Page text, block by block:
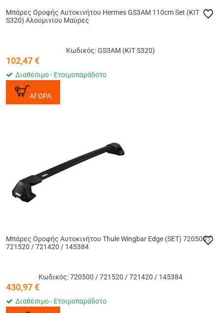
Μπάρες Οροφής Αυτοκινήτου Hermes GS3AM 110cm Set (KIT
S320) Αλουμινίου Μαύρες
Κωδικός: GS3AM (KIT S320)
102,47€
Διαθέσιμο - Ετοιμοπαράδοτο
ΑΓΟΡΑ
Μπάρες Οροφής Αυτοκινήτου Thule Wingbar Edge (SET) 720500 /
721520 / 721420 / 145384
Κωδικός: 720500 / 721520 / 721420 / 145384
430,97€
Διαθέσιμο - Ετοιμοπαράδοτο